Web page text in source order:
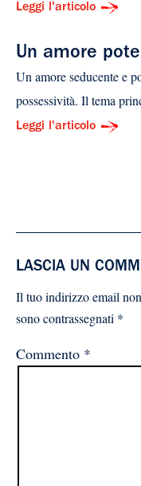
Leggi l'articolo
Un amore
Un amore seducente e
possessività. Il tema
Leggi l'articolo
LASCIA UN
Il tuo indirizzo email
sono contrassegnati *
Commento *